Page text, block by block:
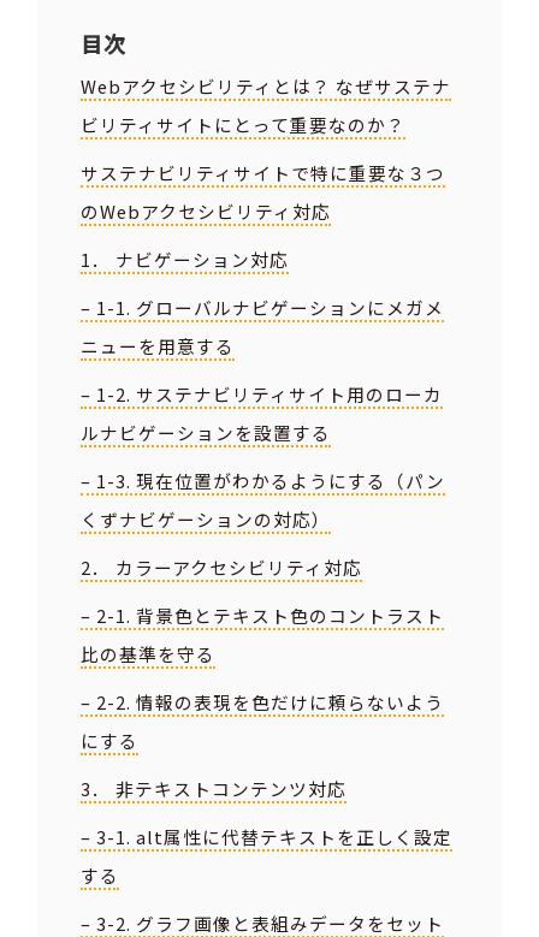
目次
Webアクセシビリティとは？ なぜサステナ
ビリティサイトにとって重要なのか？
サステナビリティサイトで特に重要な３つ
のWebアクセシビリティ対応
1． ナビゲーション対応
– 1-1. グローバルナビゲーションにメガメ
ニューを用意する
– 1-2. サステナビリティサイト用のローカ
ルナビゲーションを設置する
– 1-3. 現在位置がわかるようにする（パン
くずナビゲーションの対応）
2． カラーアクセシビリティ対応
– 2-1. 背景色とテキスト色のコントラスト
比の基準を守る
– 2-2. 情報の表現を色だけに頼らないよう
にする
3． 非テキストコンテンツ対応
– 3-1. alt属性に代替テキストを正しく設定
する
– 3-2. グラフ画像と表組みデータをセット